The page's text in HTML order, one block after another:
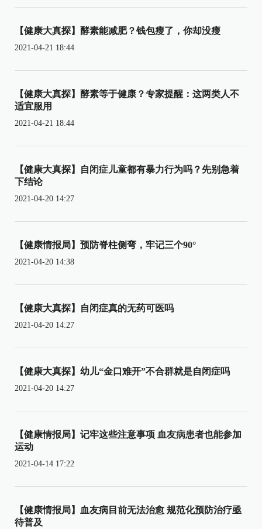
【健康大真探】酵素能减肥？钱包瘦了，你却没瘦
2021-04-21 18:44
【健康大真探】酵素等于健康？专家提醒：这两类人不
适宜服用
2021-04-21 18:44
【健康大真探】自闭症儿童都有暴力行为吗？先别急着
下结论
2021-04-20 14:27
【健康情报局】预防脊柱侧弯，牢记三个90°
2021-04-20 14:38
【健康大真探】自闭症真的无药可医吗
2021-04-20 14:27
【健康大真探】幼儿“金口难开”不合群就是自闭症吗
2021-04-20 14:27
【健康情报局】记牢这些注意事项 血友病患者也能参加
运动
2021-04-14 17:22
【健康情报局】血友病目前无法治愈 规范化预防治疗亟
待普及